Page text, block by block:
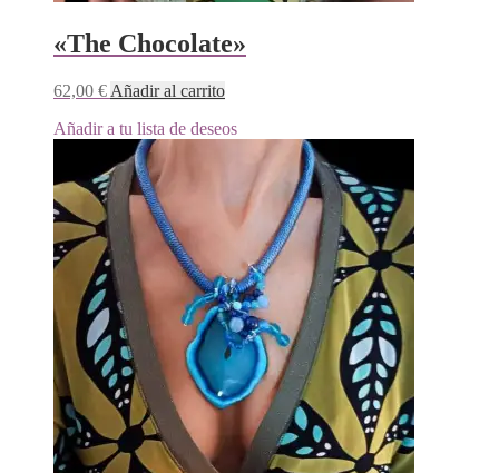
«The Chocolate»
62,00 € Añadir al carrito
Añadir a tu lista de deseos